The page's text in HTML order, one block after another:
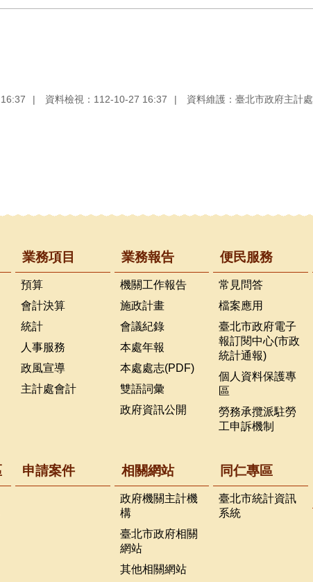
資料檢視：112-10-27 16:37 資料維護：臺北市政府主計處
業務項目
預算
會計決算
統計
人事服務
政風宣導
主計處會計
業務報告
機關工作報告
施政計畫
會議紀錄
本處年報
本處處志(PDF)
雙語詞彙
政府資訊公開
便民服務
常見問答
檔案應用
臺北市政府電子
報訂閱中心(市政
統計通報)
個人資料保護專
區
勞務承攬派駐勞
工申訴機制
申請案件 相關網站
政府機關主計機
構
臺北市政府相關
網站
其他相關網站
同仁專區
臺北市統計資訊
系統